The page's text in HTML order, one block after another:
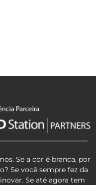
Se a cor é branca, por
Se você sempre fez da
Se até agora tem